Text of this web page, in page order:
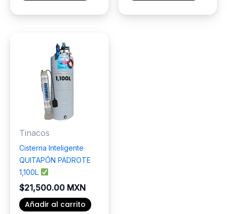
Tinacos
Cisterna Inteligente
QUITAPÓN PADROTE
1,100L
$21,500.00 MXN
Añadir al carrito